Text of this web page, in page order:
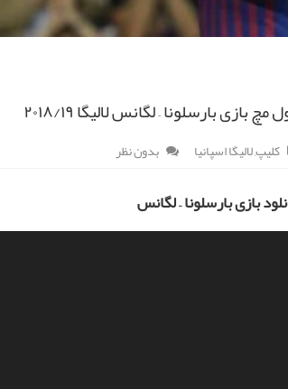
مچ بازی بارسلونا – لگانس لالیگا ۲۰۱۸/۱۹
کلیپ,لالیگا اسپانیا بدون نظر
بازی بارسلونا – لگانس